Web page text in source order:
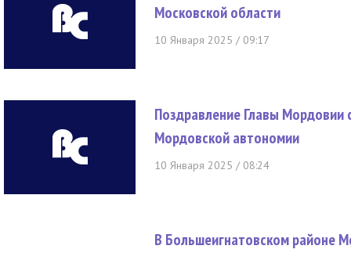
Московской области
10 Января 2025 / 09:17
Поздравление Главы Мордовии
Мордовской автономии
10 Января 2025 / 08:24
В Большеигнатовском районе